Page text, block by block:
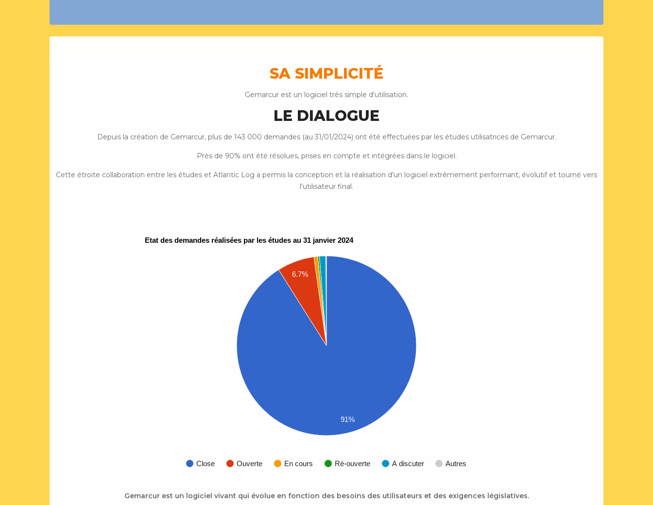
SA SIMPLICITÉ
Gemarcur est un logiciel très simple d'utilisation.
LE DIALOGUE
Depuis la création de Gemarcur, plus de 143 000 demandes (au 31/01/2024) ont été effectuées par les études utilisatrices de Gemarcur.
Près de 90% ont été résolues, prises en compte et intégrées dans le logiciel.
Cette étroite collaboration entre les études et Atlantic Log a permis la conception et la réalisation d'un logiciel extrêmement performant, évolutif et tourné vers
l'utilisateur final.
Etat des demandes réalisées par les études au 31 janvier 2024
Close Ouverte En cours Ré-ouverte A discuter Autres
6.7%
91%
Gemarcur est un logiciel vivant qui évolue en fonction des besoins des utilisateurs et des exigences législatives.